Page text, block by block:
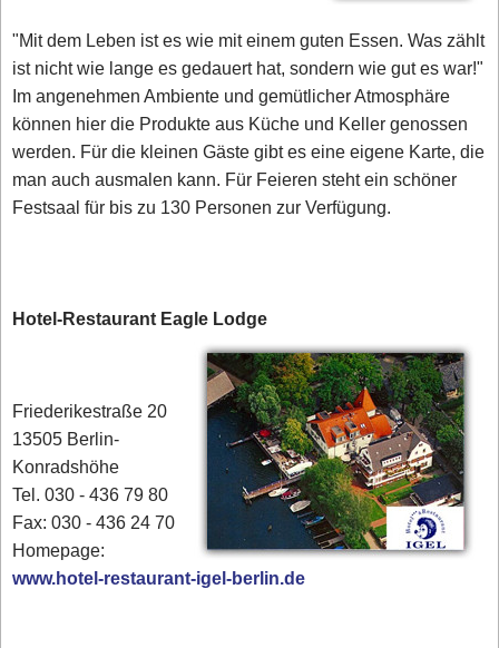
"Mit dem Leben ist es wie mit einem guten Essen. Was zählt
ist nicht wie lange es gedauert hat, sondern wie gut es war!"
Im angenehmen Ambiente und gemütlicher Atmosphäre
können hier die Produkte aus Küche und Keller genossen
werden. Für die kleinen Gäste gibt es eine eigene Karte, die
man auch ausmalen kann. Für Feieren steht ein schöner
Festsaal für bis zu 130 Personen zur Verfügung.
Hotel-Restaurant Eagle Lodge
Friederikestraße 20
13505 Berlin-
Konradshöhe
Tel. 030 - 436 79 80‎
Fax: 030 - 436 24 70
Homepage:
www.hotel-restaurant-igel-berlin.de